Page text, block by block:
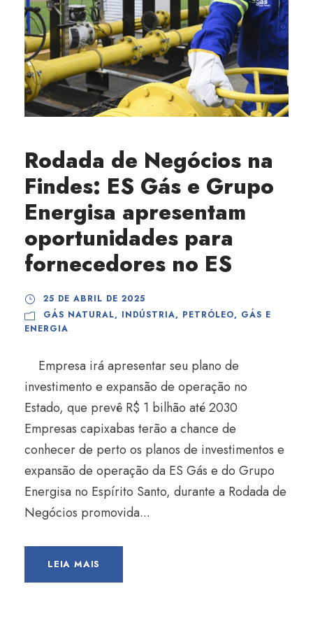
Rodada de Negócios na
Findes: ES Gás e Grupo
Energisa apresentam
oportunidades para
fornecedores no ES
25 DE ABRIL DE 2025
GÁS NATURAL, INDÚSTRIA, PETRÓLEO, GÁS E
ENERGIA
Empresa irá apresentar seu plano de
investimento e expansão de operação no
Estado, que prevê R$ 1 bilhão até 2030
Empresas capixabas terão a chance de
conhecer de perto os planos de investimentos e
expansão de operação da ES Gás e do Grupo
Energisa no Espírito Santo, durante a Rodada de
Negócios promovida...
LEIA MAIS